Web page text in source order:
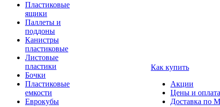
Пластиковые
ящики
Паллеты и
поддоны
Канистры
пластиковые
Листовые
пластики
Бочки
Пластиковые
емкости
Еврокубы
Как купить
Акции
Цены и оплата
Доставка по